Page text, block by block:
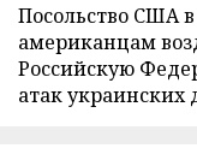
Посольство США
американцам
Российскую
атак украинских